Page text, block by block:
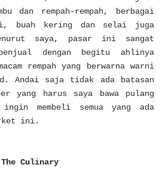
dan rempah-rempah, berbagai
buah kering dan selai juga
saya, pasar ini sangat
dengan begitu ahlinya
rempah yang berwarna warni
Andai saja tidak ada batasan
yang harus saya bawa pulang
membeli semua yang ada
ini.
Culinary